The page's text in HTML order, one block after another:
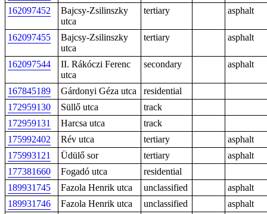
162097452
Bajcsy-Zsilinszky
utca
tertiary asphalt
162097455
Bajcsy-Zsilinszky
utca
tertiary asphalt
162097544
II. Rákóczi Ferenc
utca
secondary asphalt
167845189 Gárdonyi Géza utca
residential
172959130
Süllő utca
track
172959131
Harcsa utca
track
175992402
Rév utca tertiary
asphalt
175993121
Üdülő sor tertiary
asphalt
177381660
Fogadó utca
residential
189931745
Fazola Henrik utca unclassified
asphalt
189931746
Fazola Henrik utca unclassified
asphalt